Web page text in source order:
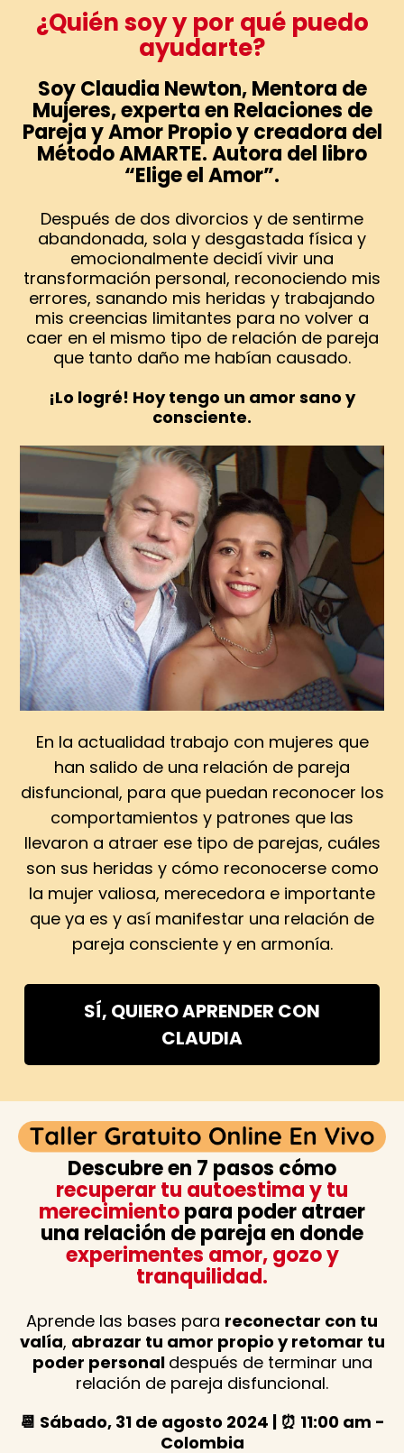
¿Quién soy y por qué puedo
ayudarte?
Soy Claudia Newton, Mentora de
Mujeres, experta en Relaciones de
Pareja y Amor Propio y creadora del
Método AMARTE. Autora del libro
“Elige el Amor”.
Después de dos divorcios y de sentirme
abandonada, sola y desgastada física y
emocionalmente decidí vivir una
transformación personal, reconociendo mis
errores, sanando mis heridas y trabajando
mis creencias limitantes para no volver a
caer en el mismo tipo de relación de pareja
que tanto daño me habían causado.
¡Lo logré! Hoy tengo un amor sano y
consciente.
En la actualidad trabajo con mujeres que
han salido de una relación de pareja
disfuncional, para que puedan reconocer los
comportamientos y patrones que las
llevaron a atraer ese tipo de parejas, cuáles
son sus heridas y cómo reconocerse como
la mujer valiosa, merecedora e importante
que ya es y así manifestar una relación de
pareja consciente y en armonía.
SÍ, QUIERO APRENDER CON
CLAUDIA
Descubre en 7 pasos cómo
recuperar tu autoestima y tu
merecimientopara poder atraer
una relación de pareja en donde
experimentes amor, gozo y
tranquilidad.
Aprende las bases para reconectar con tu
valía, abrazar tu amor propio y retomar tu
poder personal después de terminar una
relación de pareja disfuncional.
📆 Sábado, 31 de agosto 2024 | ⏰ 11:00 am -
Colombia